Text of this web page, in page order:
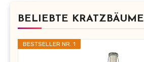
BELIEBTE KRATZBÄUME
BESTSELLER NR. 1